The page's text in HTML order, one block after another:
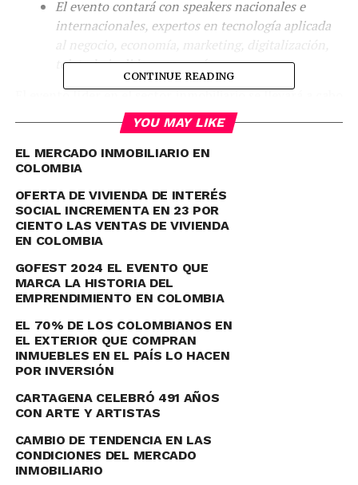
El evento contará con speakers nacionales e
internacionales, expertos en tecnología aplicada
al negocio, economía, marketing, digitalización,
teletrabajo, liderazgo y más.
El evento líder en el sector inmobiliario se llevará a cabo
23 y 24 de mayoen la ciudad de
será organizado porEl Libertador
inmobiliarioCiencuadras.comy
dirigido a todos los actores de la industria, ya que
reuniráspeakers nacionales e internacionales,
expertos en tecnología aplicada al negocio
economía, marketing, digitalización, teletrabajo,
liderazgo y mucho más.
Este año, el encuentro se realizará en el
CONTINUE READING
YOU MAY LIKE
EL MERCADO INMOBILIARIO EN
COLOMBIA
OFERTA DE VIVIENDA DE INTERÉS
SOCIAL INCREMENTA EN 23 POR
CIENTO LAS VENTAS DE VIVIENDA
EN COLOMBIA
GOFEST 2024 EL EVENTO QUE
MARCA LA HISTORIA DEL
EMPRENDIMIENTO EN COLOMBIA
EL 70% DE LOS COLOMBIANOS EN
EL EXTERIOR QUE COMPRAN
INMUEBLES EN EL PAÍS LO HACEN
POR INVERSIÓN
CARTAGENA CELEBRÓ 491 AÑOS
CON ARTE Y ARTISTAS
CAMBIO DE TENDENCIA EN LAS
CONDICIONES DEL MERCADO
INMOBILIARIO